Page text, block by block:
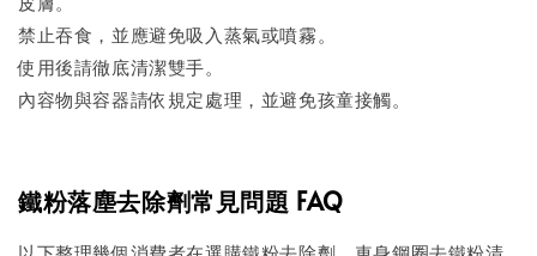
禁止吞食，並應避免吸入蒸氣或噴霧。
使用後請徹底清潔雙手。
內容物與容器請依規定處理，並避免孩童接觸。
鐵粉落塵去除劑常見問題 FAQ